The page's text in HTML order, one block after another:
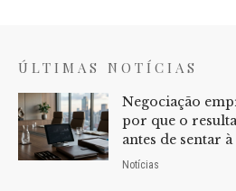
ÚLTIMAS NOTÍCIAS
Negociação
por que o
antes de sentar à
Notícias